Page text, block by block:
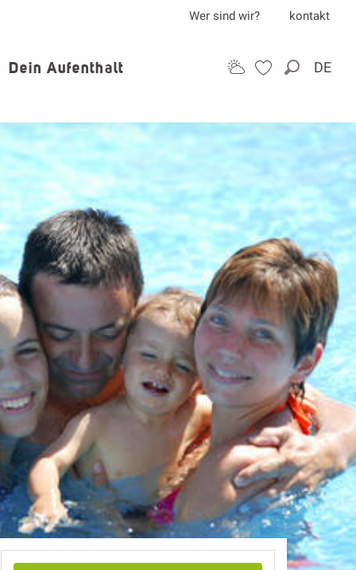
Suche
DE
Wer sind wir? kontakt
Dein Aufenthalt